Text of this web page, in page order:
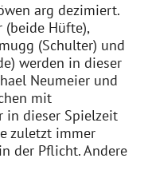
arg dezimiert.
(beide Hüfte),
(Schulter) und
werden in dieser
Neumeier und
mit
in dieser Spielzeit
zuletzt immer
der Pflicht. Andere